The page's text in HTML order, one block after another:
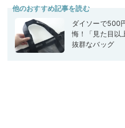
他のおすすめ記事を読む
ダイソーで500
悔！「見た目以
抜群なバッグ